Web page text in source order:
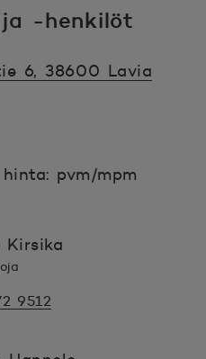
-henkilöt
6, 38600 Lavia
pvm/mpm
Kirsika
9512